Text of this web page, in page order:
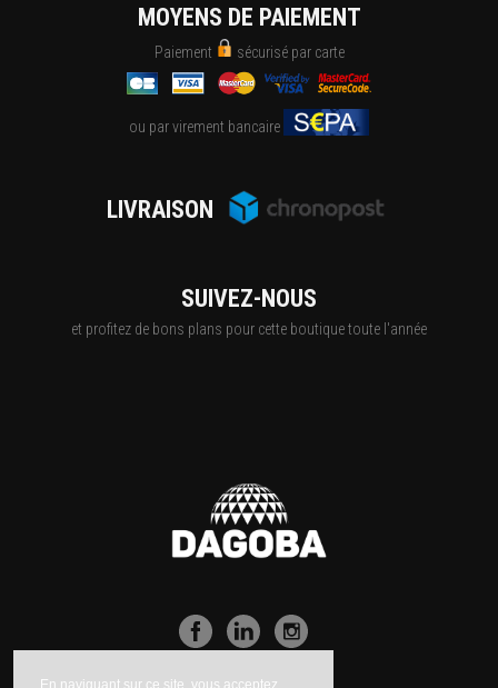
En naviguant sur ce site, vous acceptez
MOYENS DE PAIEMENT
Paiement sécurisé par carte
ou par virement bancaire
LIVRAISON
SUIVEZ-NOUS
et profitez de bons plans pour cette boutique toute l'année